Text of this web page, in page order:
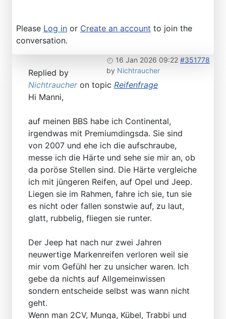
Please Log in or Create an account to join the
conversation.
16 Jan 2026 09:22 #351778
by Nichtraucher
Replied by
Nichtraucheron topic Reifenfrage
Hi Manni,
auf meinen BBS habe ich Continental,
irgendwas mit Premiumdingsda. Sie sind
von 2007 und ehe ich die aufschraube,
messe ich die Härte und sehe sie mir an, ob
da poröse Stellen sind. Die Härte vergleiche
ich mit jüngeren Reifen, auf Opel und Jeep.
Liegen sie im Rahmen, fahre ich sie, tun sie
es nicht oder fallen sonstwie auf, zu laut,
glatt, rubbelig, fliegen sie runter.
Der Jeep hat nach nur zwei Jahren
neuwertige Markenreifen verloren weil sie
mir vom Gefühl her zu unsicher waren. Ich
gebe da nichts auf Allgemeinwissen
sondern entscheide selbst was wann nicht
geht.
Wenn man 2CV, Munga, Kübel, Trabbi und